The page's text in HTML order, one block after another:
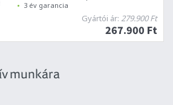
3 év garancia
Gyártói ár: 279.900 Ft
267.900 Ft
munkára